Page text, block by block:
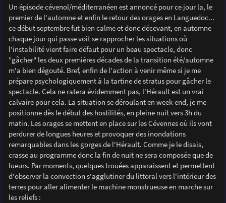
Un épisode cévenol/méditerranéen est annoncé pour ce jour la, le
premier de l'automne et enfin le retour des orages en Languedoc...
ce début septembre fut bien calme et donc décevant, en automne
chaque jour qui passe voit se rapprocher les situations où
l'instabilité vient faire défaut pour un beau spectacle, donc
"gâcher" les deux premières décades de la transition été/automne
m'a bien dégouté. Bref, enfin de l'action à venir même si je me
prépare psychologiquement à la tartine de stratus pour gâcher le
spectacle. Cela ne ratera évidemment pas, l'Hérault est un vrai
calvaire pour cela. La situation se déroulant en week-end, je me
positionne dès le début des hostilités, en pleine nuit vers 3h du
matin. Les orages se mettent en place sur les Cévennes où ils vont
perdurer de longues heures et provoquer des inondations
remarquables dans les gorges de l'Hérault. Comme je le disais,
crasse au programme donc la fin de nuit ne sera composée que de
lueurs. Par moments, quelques trouées apparaissent et permettent
d'observer la convection s'agglutiner du littoral vers l'intérieur des
terres pour aller alimenter le machine monstrueuse en marche sur
les reliefs :